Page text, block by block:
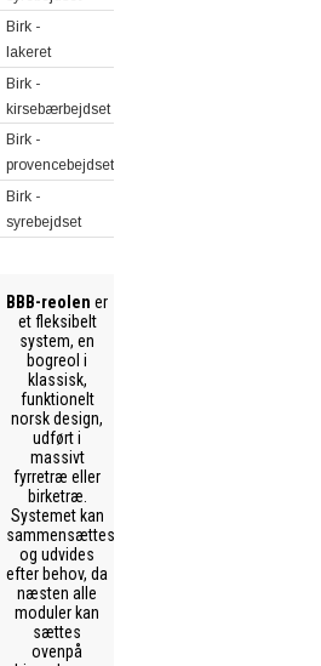
Birk -
lakeret
Birk -
kirsebærbejdset
Birk -
provencebejdset
Birk -
syrebejdset
BBB-reolen er
et fleksibelt
system, en
bogreol i
klassisk,
funktionelt
norsk design,
udført i
massivt
fyrretræ eller
birketræ.
Systemet kan
sammensættes
og udvides
efter behov, da
næsten alle
moduler kan
sættes
ovenpå